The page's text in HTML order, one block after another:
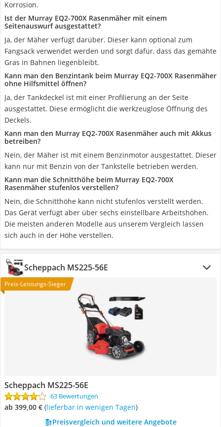
Korrosion.
Ist der Murray EQ2-700X Rasenmäher mit einem
Seitenauswurf ausgestattet?
Ja, der Mäher verfügt darüber. Dieser kann optional zum
Fangsack verwendet werden und sorgt dafür, dass das gemähte
Gras in Bahnen liegenbleibt.
Kann man den Benzintank beim Murray EQ2-700X Rasenmäher
ohne Hilfsmittel öffnen?
Ja, der Tankdeckel ist mit einer Profilierung an der Seite
ausgestattet. Diese ermöglicht die werkzeuglose Öffnung des
Deckels.
Kann man den Murray EQ2-700X Rasenmäher auch mit Akkus
betreiben?
Nein, der Mäher ist mit einem Benzinmotor ausgestattet. Dieser
kann nur mit Benzin von der Tankstelle betrieben werden.
Kann man die Schnitthöhe beim Murray EQ2-700X
Rasenmäher stufenlos verstellen?
Nein, die Schnitthöhe kann nicht stufenlos verstellt werden.
Das Gerät verfügt aber über sechs einstellbare Arbeitshöhen.
Die meisten anderen Modelle aus unserem Vergleich lassen
sich auch in der Höhe verstellen.
Scheppach MS225-56E
Preis-Leistungs-Sieger
Scheppach MS225-56E
63 Bewertungen
ab 399,00 € ( Lieferbar in wenigen Tagen)
Preisvergleich und weitere Angebote